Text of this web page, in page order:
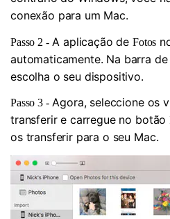
conexão para um Mac.
Passo 2 -A aplicação deFotos
automaticamente. Na barra
escolha o seu dispositivo.
Passo 3 -Agora, seleccione os
transferir e carregue no botão
os transferir para o seu Mac.